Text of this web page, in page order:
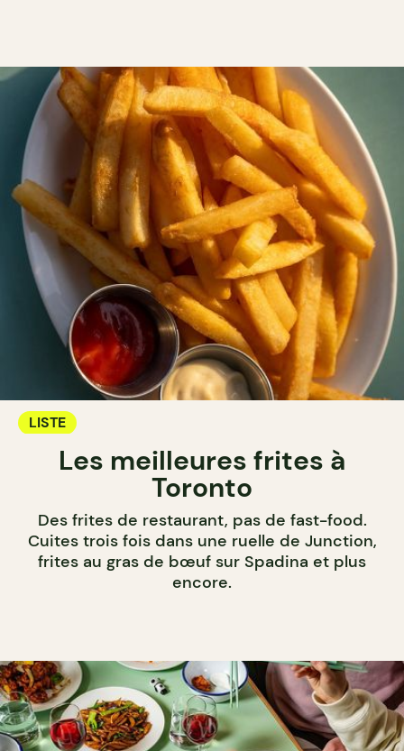
LISTE
Les meilleures frites à
Toronto
Des frites de restaurant, pas de fast-food.
Cuites trois fois dans une ruelle de Junction,
frites au gras de bœuf sur Spadina et plus
encore.